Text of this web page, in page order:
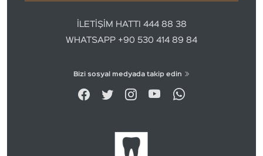
İLETİŞİM HATTI 444 88 38
WHATSAPP +90 530 414 89 84
Bizi sosyal medyada takip edin